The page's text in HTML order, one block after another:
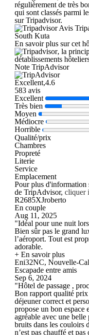
régulièrement de très
qui sont classés parmi
sur Tripadvisor.
Avis
South Kuta
En savoir plus sur cet
, la
détablissements
Note TripAdvisor
Excellent,4.6
583 avis
Excellent
Très bien
Moyen
Médiocre
Horrible
Qualité/prix
Chambres
Propreté
Literie
Service
Emplacement
Pour plus d'information
de TripAdvisor, cliquer
R2685XJroberto
En couple
Aug 11, 2025
"Idéal pour une nuit
Bien sûr pas le grand
l’aéroport. Tout est
adorable.
+ En savoir plus
Eni32NC, Nouvelle-
Escapade entre amis
Sep 6, 2024
"Hôtel de passage ,
Bon rapport qualité prix
déjeuner correct et
propose un bon
agréable avec une
bruits dans les couloirs
n’est pas chauffé et